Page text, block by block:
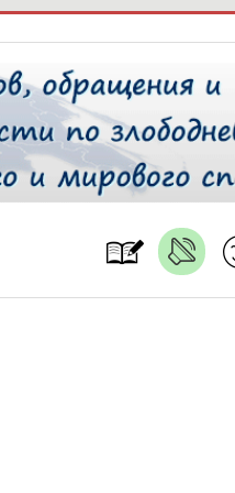
ТАБЛО АКТИВНОСТИ